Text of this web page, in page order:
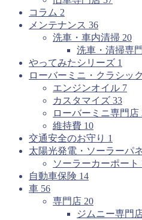
コラム 2
メンテナンス 36
洗車・車内清掃 20
洗車・清掃専
やってみたシリーズ 1
ローバーミニ・クラシッ
エンジンオイル 7
カスタマイズ 33
ローバーミニ専門店
維持費 10
交通安全のお守り 1
太陽光発電・ソーラーパ
ソーラーカーポート
自動車保険 14
車 56
専門店 20
ジムニー専門